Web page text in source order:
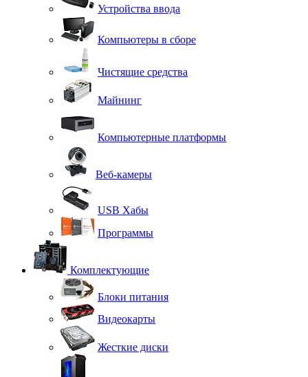
Устройства ввода
Компьютеры в сборе
Чистящие средства
Майнинг
Компьютерные платформы
Веб-камеры
USB Хабы
Программы
Комплектующие
Блоки питания
Видеокарты
Жесткие диски